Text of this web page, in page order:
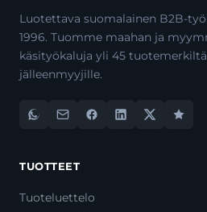
Luotettava suomalainen B2B-
1996. Tuomme maahan ja
käsityökaluja yli 45
jälleenmyyjille.
TUOTTEET
Tuoteluettelo